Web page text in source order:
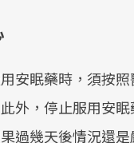
安眠藥時，須按
外，停止服用安
過幾天後情況還